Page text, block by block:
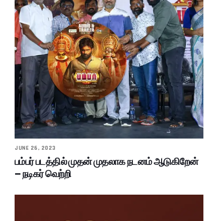
JUNE 26, 2023
பம்பர் படத்தில் முதன் முதலாக நடனம் ஆடுகிறேன்
– நடிகர் வெற்றி